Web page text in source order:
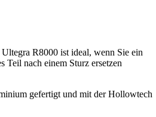
R8000 ist ideal, wenn Sie ein
Teil nach einem Sturz ersetzen
gefertigt und mit der Hollowtech